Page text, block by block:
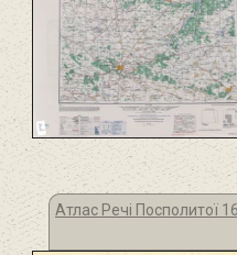
Атлас Речі Посполитої